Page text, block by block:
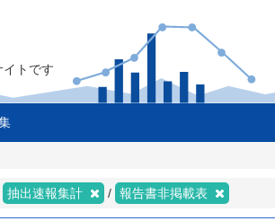
トです
抽出速報集計 報告書非掲載表